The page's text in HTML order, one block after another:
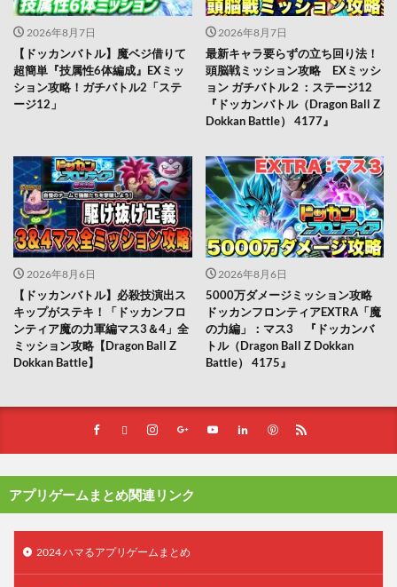
2026年8月7日
【ドッカンバトル】魔ベジ借りて
超簡単『技属性6体編成』EXミッ
ション攻略！ガチバトル2「ステ
ージ12」
2026年8月7日
最新キャラ要らずの立ち回り法！
頭脳戦ミッション攻略 EXミッシ
ョン ガチバトル２：ステージ12
『ドッカンバトル（Dragon Ball Z
Dokkan Battle） 4177』
2026年8月6日
【ドッカンバトル】必殺技演出ス
キップがステキ！「ドッカンフロ
ンティア魔の力軍編マス3＆4」全
ミッション攻略【Dragon Ball Z
Dokkan Battle】
2026年8月6日
5000万ダメージミッション攻略
ドッカンフロンティアEXTRA「魔
の力編」：マス3 『ドッカンバ
トル（Dragon Ball Z Dokkan
Battle） 4175』
アプリゲームまとめ関連リンク
2024 ハマるアプリゲームまとめ